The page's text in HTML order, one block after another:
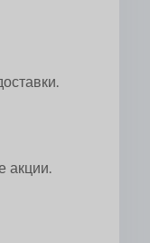
акции.